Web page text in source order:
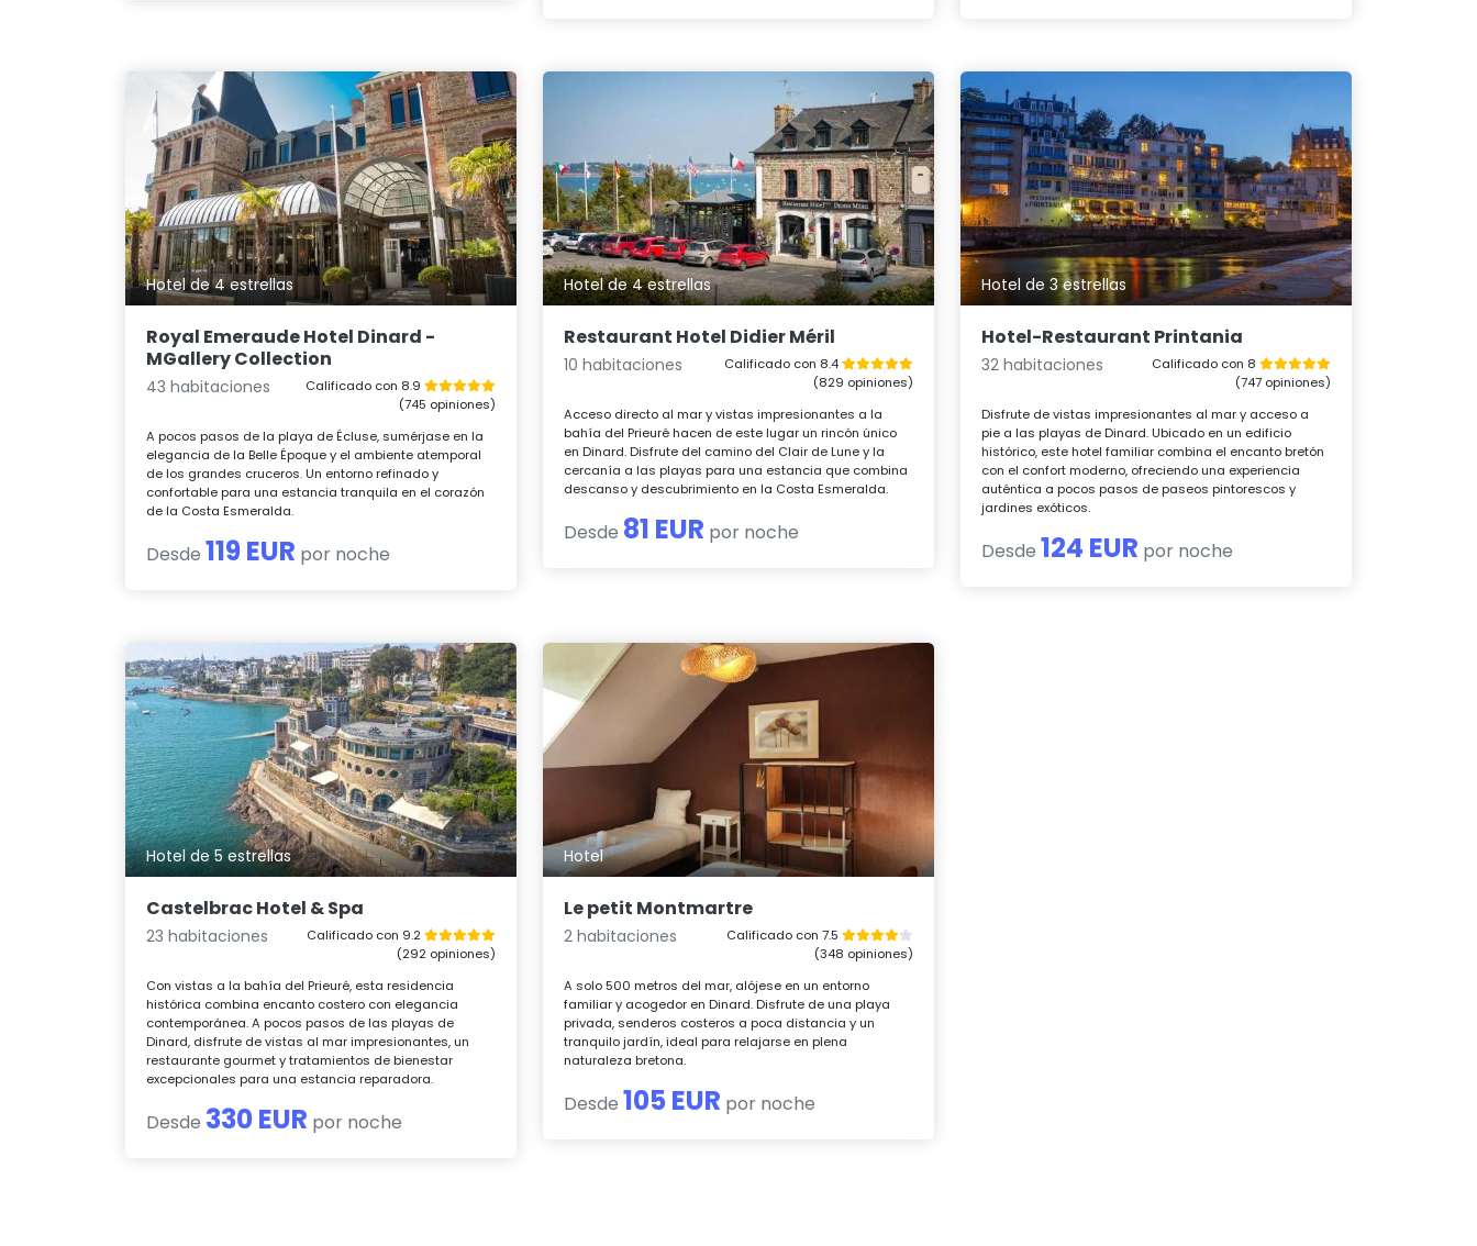
Hotel de 4 estrellas
Royal Emeraude Hotel Dinard -
MGallery Collection
43 habitaciones
Calificado con 8.9
(745 opiniones)
A pocos pasos de la playa de Écluse, sumérjase en la
elegancia de la Belle Époque y el ambiente atemporal
de los grandes cruceros. Un entorno refinado y
confortable para una estancia tranquila en el corazón
de la Costa Esmeralda.
Desde 119 EUR por noche
Hotel de 4 estrellas
Restaurant Hotel Didier Méril
10 habitaciones
Calificado con 8.4
(829 opiniones)
Acceso directo al mar y vistas impresionantes a la
bahía del Prieuré hacen de este lugar un rincón único
en Dinard. Disfrute del camino del Clair de Lune y la
cercanía a las playas para una estancia que combina
descanso y descubrimiento en la Costa Esmeralda.
Desde 81 EUR por noche
Hotel de 3 estrellas
Hotel-Restaurant Printania
32 habitaciones
Calificado con 8
(747 opiniones)
Disfrute de vistas impresionantes al mar y acceso a
pie a las playas de Dinard. Ubicado en un edificio
histórico, este hotel familiar combina el encanto bretón
con el confort moderno, ofreciendo una experiencia
auténtica a pocos pasos de paseos pintorescos y
jardines exóticos.
Desde 124 EUR por noche
Hotel de 5 estrellas
Castelbrac Hotel & Spa
23 habitaciones
Calificado con 9.2
(292 opiniones)
Con vistas a la bahía del Prieuré, esta residencia
histórica combina encanto costero con elegancia
contemporánea. A pocos pasos de las playas de
Dinard, disfrute de vistas al mar impresionantes, un
restaurante gourmet y tratamientos de bienestar
excepcionales para una estancia reparadora.
Desde 330 EUR por noche
Hotel
Le petit Montmartre
2 habitaciones
Calificado con 7.5
(348 opiniones)
A solo 500 metros del mar, alójese en un entorno
familiar y acogedor en Dinard. Disfrute de una playa
privada, senderos costeros a poca distancia y un
tranquilo jardín, ideal para relajarse en plena
naturaleza bretona.
Desde 105 EUR por noche